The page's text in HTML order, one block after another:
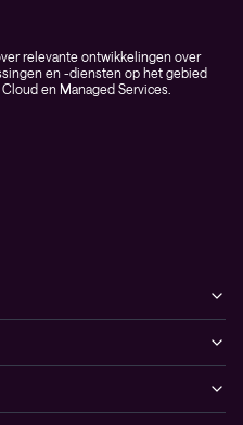
relevante ontwikkelingen over
en -diensten op het gebied
en Managed Services.